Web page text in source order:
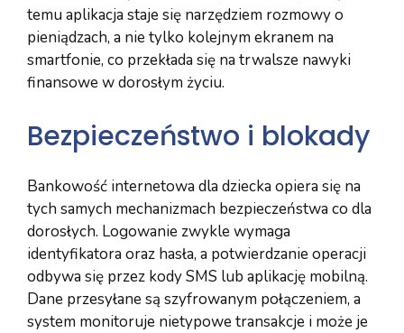
temu aplikacja staje się narzędziem rozmowy o
pieniądzach, a nie tylko kolejnym ekranem na
smartfonie, co przekłada się na trwalsze nawyki
finansowe w dorosłym życiu.
Bezpieczeństwo i blokady
Bankowość internetowa dla dziecka opiera się na
tych samych mechanizmach bezpieczeństwa co dla
dorosłych. Logowanie zwykle wymaga
identyfikatora oraz hasła, a potwierdzanie operacji
odbywa się przez kody SMS lub aplikację mobilną.
Dane przesyłane są szyfrowanym połączeniem, a
system monitoruje nietypowe transakcje i może je